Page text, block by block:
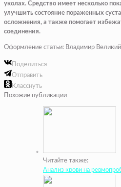
уколах. Средство имеет несколько
улучшить состояние пораженных
осложнения, а также помогает
соединения.
Оформление статьи: Владимир Великий
Поделиться
Отправить
Класснуть
Похожие публикации
Читайте также:
Анализ крови на